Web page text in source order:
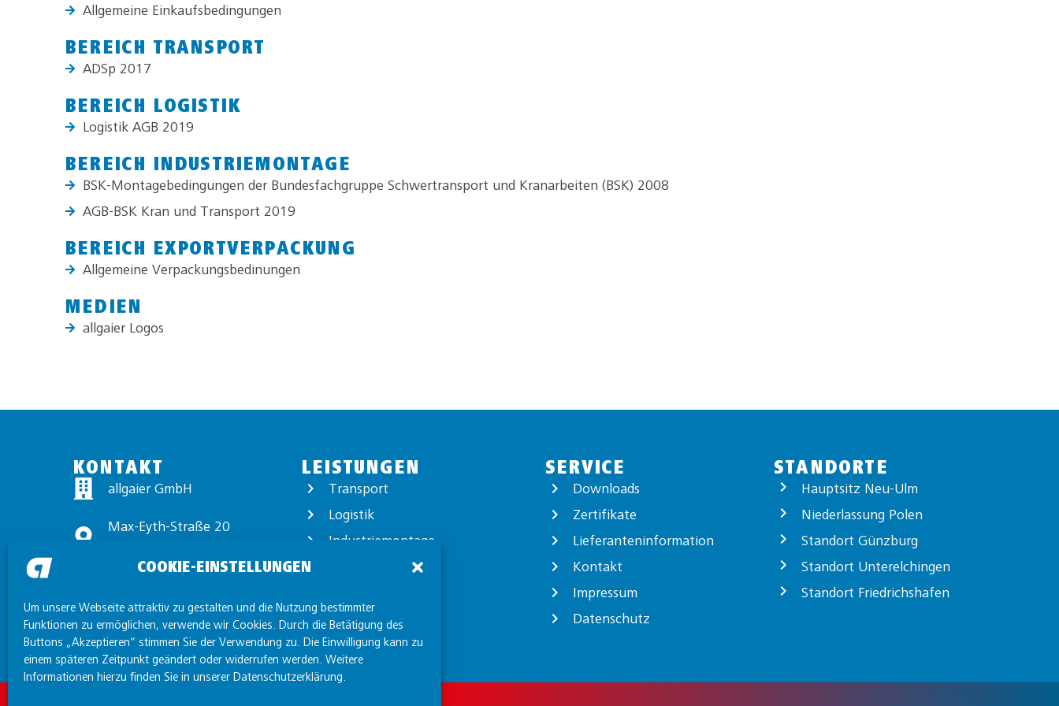
COOKIE-EINSTELLUNGEN
Um unsere Webseite attraktiv zu gestalten und die Nutzung bestimmter
Funktionen zu ermöglichen, verwende wir Cookies. Durch die Betätigung des
Buttons „Akzeptieren“ stimmen Sie der Verwendung zu. Die Einwilligung kann zu
einem späteren Zeitpunkt geändert oder widerrufen werden. Weitere
Informationen hierzu finden Sie in unserer Datenschutzerklärung.
Allgemeine Einkaufsbedingungen
BEREICH TRANSPORT
ADSp 2017
BEREICH LOGISTIK
Logistik AGB 2019
BEREICH INDUSTRIEMONTAGE
BSK-Montagebedingungen der Bundesfachgruppe Schwertransport und Kranarbeiten (BSK) 2008
AGB-BSK Kran und Transport 2019
BEREICH EXPORTVERPACKUNG
Allgemeine Verpackungsbedinungen
MEDIEN
allgaier Logos
KONTAKT
allgaier GmbH
Max-Eyth-Straße 20
info@allgaier.com
LEISTUNGEN
Transport
Logistik
Industriemontage
Exportverpackung
SERVICE
Downloads
Zertifikate
Lieferanteninformation
Kontakt
Impressum
Datenschutz
STANDORTE
Hauptsitz Neu-Ulm
Niederlassung Polen
Standort Günzburg
Standort Unterelchingen
Standort Friedrichshafen